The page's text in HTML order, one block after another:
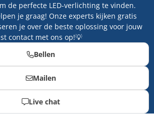
de perfecte LED-verlichting te vinden.
je graag! Onze experts kijken gratis
je over de beste oplossing voor jouw
contact met ons op!💡
Bellen
Mailen
Live chat